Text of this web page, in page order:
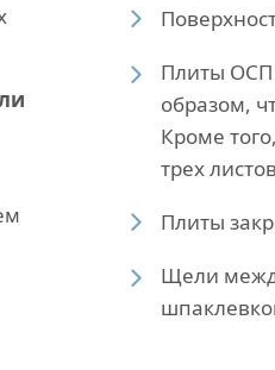
Плиты ОСП
образом,
Кроме
трех
Плиты
Щели